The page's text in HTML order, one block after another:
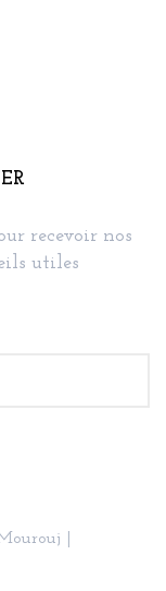
recevoir nos
utiles
|